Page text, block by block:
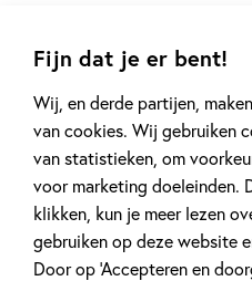
Fijn dat je er bent!
Wij, en derde partijen,
van cookies. Wij gebruiken
van statistieken, om
voor marketing doeleinden.
klikken, kun je meer lezen
gebruiken op deze website
Door op ‘Accepteren en
Bekijk alle
Meer van deze